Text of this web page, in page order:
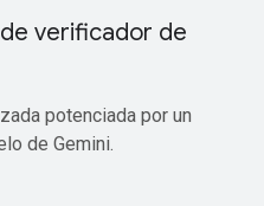
verificador de
potenciada por un
de Gemini.